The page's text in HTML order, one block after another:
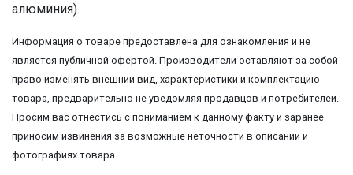
алюминия).
Информация о товаре предоставлена для ознакомления и не
является публичной офертой. Производители оставляют за собой
право изменять внешний вид, характеристики и комплектацию
товара, предварительно не уведомляя продавцов и потребителей.
Просим вас отнестись с пониманием к данному факту и заранее
приносим извинения за возможные неточности в описании и
фотографиях товара.